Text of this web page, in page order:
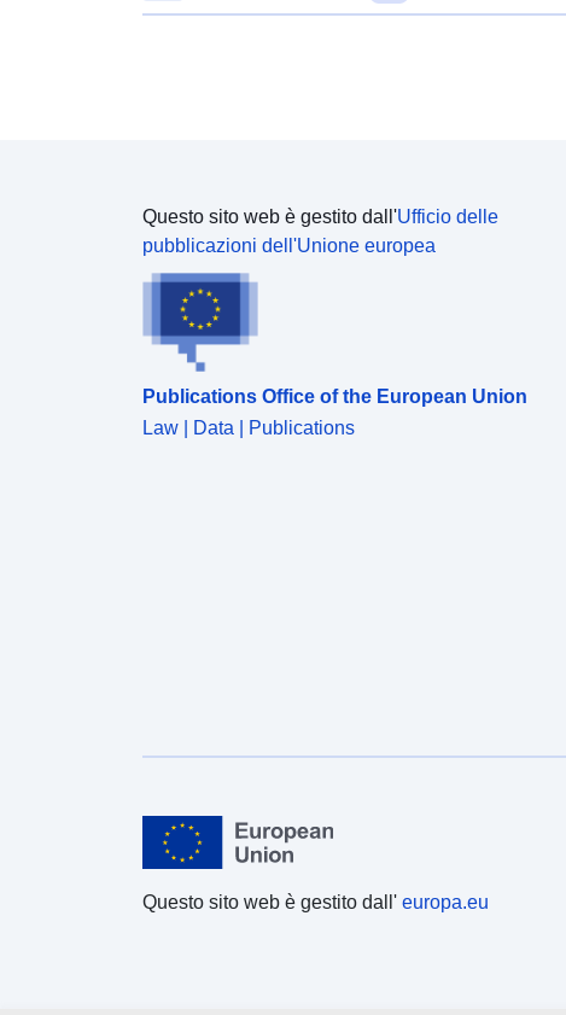
Questo sito web è gestito dall'Ufficio delle
pubblicazioni dell'Unione europea
Publications Office of the European Union
Law | Data | Publications
Questo sito web è gestito dall' europa.eu